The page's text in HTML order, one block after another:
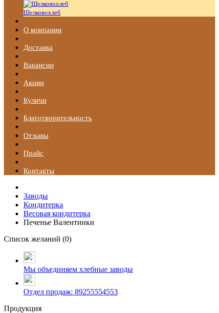
Щелковохлеб
О компании
Доставка
Вакансии
Акции
Куличи
Благотворительность
Отзывы
Прайс
Контакты
Заводы
Кондитерка
Весовая кондитерка
Печенье Валентинки
Список желаний (0)
Мы объединяем хлебные заводы
Отдел продаж: 89255554553
Продукция